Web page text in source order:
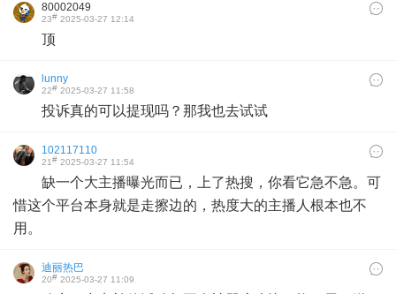
80002049
23# 2025-03-27 12:14
顶
lunny
22# 2025-03-27 11:58
投诉真的可以提现吗？那我也去试试
102117110
21# 2025-03-27 11:54
缺一个大主播曝光而已，上了热搜，你看它急不急。可
惜这个平台本身就是走擦边的，热度大的主播人根本也不
用。
迪丽热巴
20# 2025-03-27 11:09